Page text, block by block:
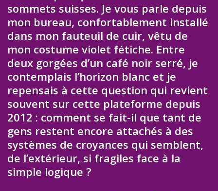
sommets suisses. Je vous parle depuis
mon bureau, confortablement installé
dans mon fauteuil de cuir, vêtu de
mon costume violet fétiche. Entre
deux gorgées d’un café noir serré, je
contemplais l’horizon blanc et je
repensais à cette question qui revient
souvent sur cette plateforme depuis
2012 : comment se fait-il que tant de
gens restent encore attachés à des
systèmes de croyances qui semblent,
de l’extérieur, si fragiles face à la
simple logique ?